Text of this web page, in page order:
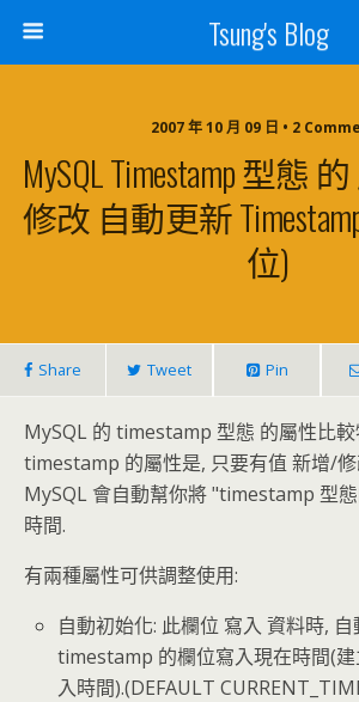
Tsung's Blog
2007 年 10 月 09 日 • 2
MySQL Timestamp 型態
修改 自動更新
位)
Share Tweet Pin
MySQL 的 timestamp 型態 的屬性比
timestamp 的屬性是, 只要有值 新增/
MySQL 會自動幫你將 "timestamp 型
時間.
有兩種屬性可供調整使用:
自動初始化: 此欄位 寫入 資料時, 自
timestamp 的欄位寫入現在時間(建
入時間).(DEFAULT